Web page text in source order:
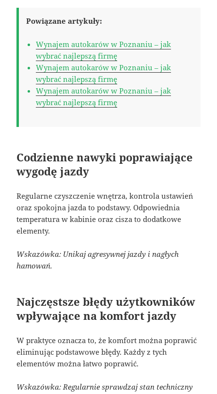
Powiązane artykuły:
Wynajem autokarów w Poznaniu – jak
wybrać najlepszą firmę
Wynajem autokarów w Poznaniu – jak
wybrać najlepszą firmę
Wynajem autokarów w Poznaniu – jak
wybrać najlepszą firmę
Codzienne nawyki poprawiające
wygodę jazdy
Regularne czyszczenie wnętrza, kontrola ustawień
oraz spokojna jazda to podstawy. Odpowiednia
temperatura w kabinie oraz cisza to dodatkowe
elementy.
Wskazówka: Unikaj agresywnej jazdy i nagłych
hamowań.
Najczęstsze błędy użytkowników
wpływające na komfort jazdy
W praktyce oznacza to, że komfort można poprawić
eliminując podstawowe błędy. Każdy z tych
elementów można łatwo poprawić.
Wskazówka: Regularnie sprawdzaj stan techniczny